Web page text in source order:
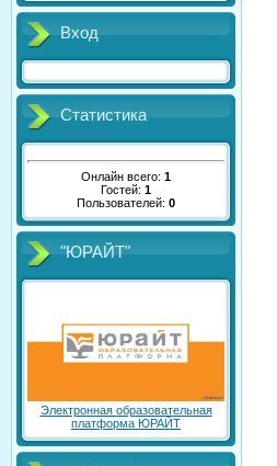
Вход
Статистика
Онлайн всего: 1
Гостей: 1
Пользователей: 0
"ЮРАЙТ"
Электронная образовательная
платформа ЮРАЙТ